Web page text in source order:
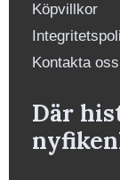
Köpvillkor
Kontakta oss
Där